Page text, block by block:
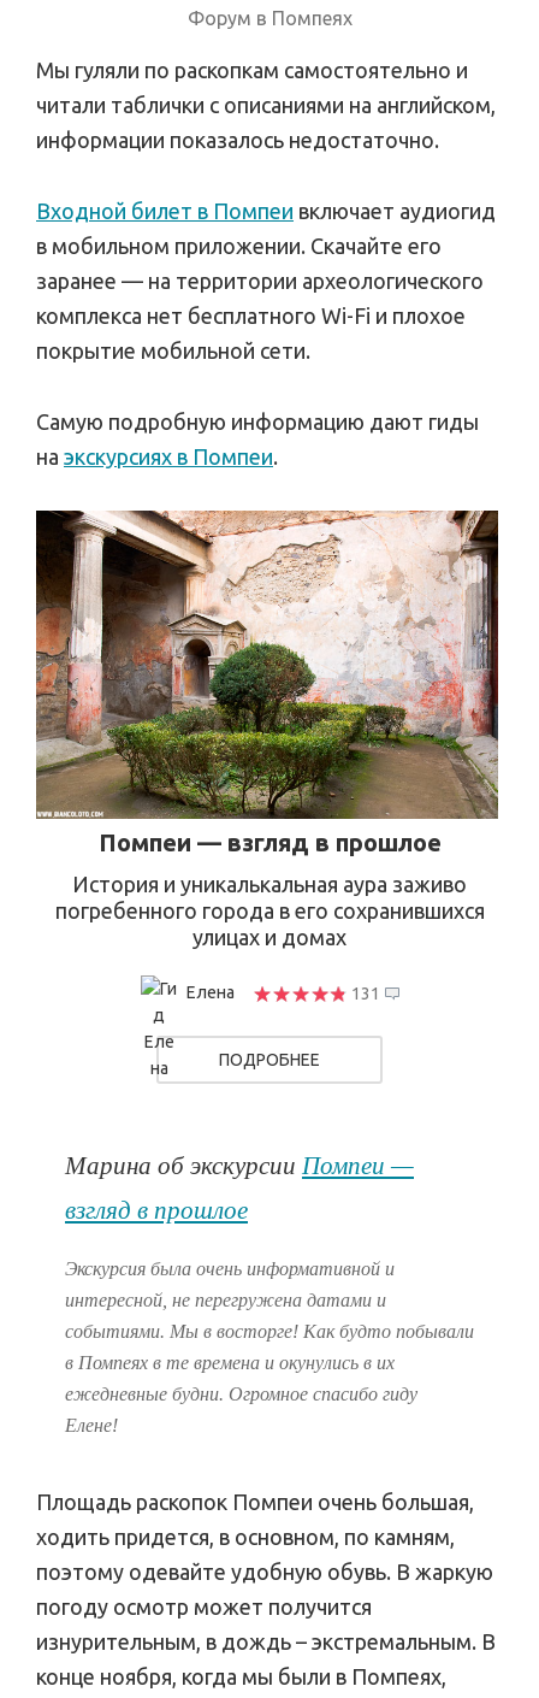
Форум в Помпеях
Мы гуляли по раскопкам самостоятельно и
читали таблички с описаниями на английском,
информации показалось недостаточно.
Входной билет в Помпеи включает аудиогид
в мобильном приложении. Скачайте его
заранее — на территории археологического
комплекса нет бесплатного Wi-Fi и плохое
покрытие мобильной сети.
Самую подробную информацию дают гиды
на экскурсиях в Помпеи.
Помпеи — взгляд в прошлое
История и уникалькальная аура заживо
погребенного города в его сохранившихся
улицах и домах
Елена 131
ПОДРОБНЕЕ
Марина об экскурсии Помпеи —
взгляд в прошлое
Экскурсия была очень информативной и
интересной, не перегружена датами и
событиями. Мы в восторге! Как будто побывали
в Помпеях в те времена и окунулись в их
ежедневные будни. Огромное спасибо гиду
Елене!
Площадь раскопок Помпеи очень большая,
ходить придется, в основном, по камням,
поэтому одевайте удобную обувь. В жаркую
погоду осмотр может получится
изнурительным, в дождь – экстремальным. В
конце ноября, когда мы были в Помпеях,